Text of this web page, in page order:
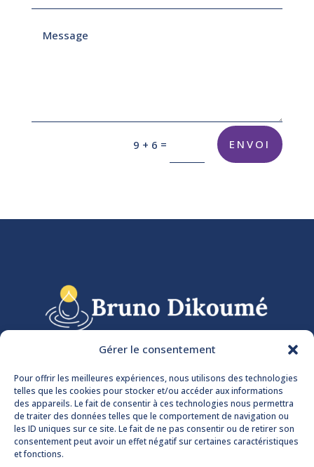
Gérer le consentement
Pour offrir les meilleures expériences, nous utilisons des technologies
telles que les cookies pour stocker et/ou accéder aux informations
des appareils. Le fait de consentir à ces technologies nous permettra
de traiter des données telles que le comportement de navigation ou
les ID uniques sur ce site. Le fait de ne pas consentir ou de retirer son
consentement peut avoir un effet négatif sur certaines caractéristiques
et fonctions.
9 + 6 = ENVOI
Contactez-nous
Nous suivre sur Facebook
Mentions légales